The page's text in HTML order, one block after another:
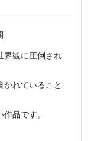
界観に圧倒され
れていること
品です。